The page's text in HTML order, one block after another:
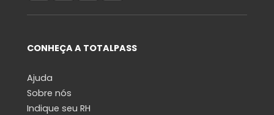
CONHEÇA A TOTALPASS
Ajuda
Sobre nós
Indique seu RH